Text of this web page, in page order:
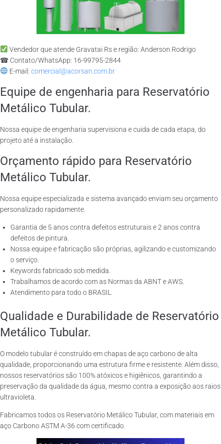
Vendedor que atende Gravatai Rs e região: Anderson Rodrigo
☎ Contato/WhatsApp: 16-99795-2844
E-mail: comercial@acorsan.com.br
Equipe de engenharia para Reservatório
Metálico Tubular.
Nossa equipe de engenharia supervisiona e cuida de cada etapa, do
projeto até a instalação.
Orçamento rápido para Reservatório
Metálico Tubular.
Nossa equipe especializada e sistema avançado enviam seu orçamento
personalizado rapidamente.
Garantia de 5 anos contra defeitos estruturais e 2 anos contra
defeitos de pintura.
Nossa equipe e fabricação são próprias, agilizando e customizando
o serviço.
Keywords fabricado sob medida.
Trabalhamos de acordo com as Normas da ABNT e AWS.
Atendimento para todo o BRASIL.
Qualidade e Durabilidade de Reservatório
Metálico Tubular.
O modelo tubular é construído em chapas de aço carbono de alta
qualidade, proporcionando uma estrutura firme e resistente. Além disso,
nossos reservatórios são 100% atóxicos e higiênicos, garantindo a
preservação da qualidade da água, mesmo contra a exposição aos raios
ultravioleta.
Fabricamos todos os Reservatório Metálico Tubular, com materiais em
aço Carbono ASTM A-36 com certificado.